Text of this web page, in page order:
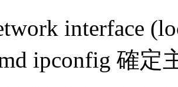
interface
ipconfig 確定